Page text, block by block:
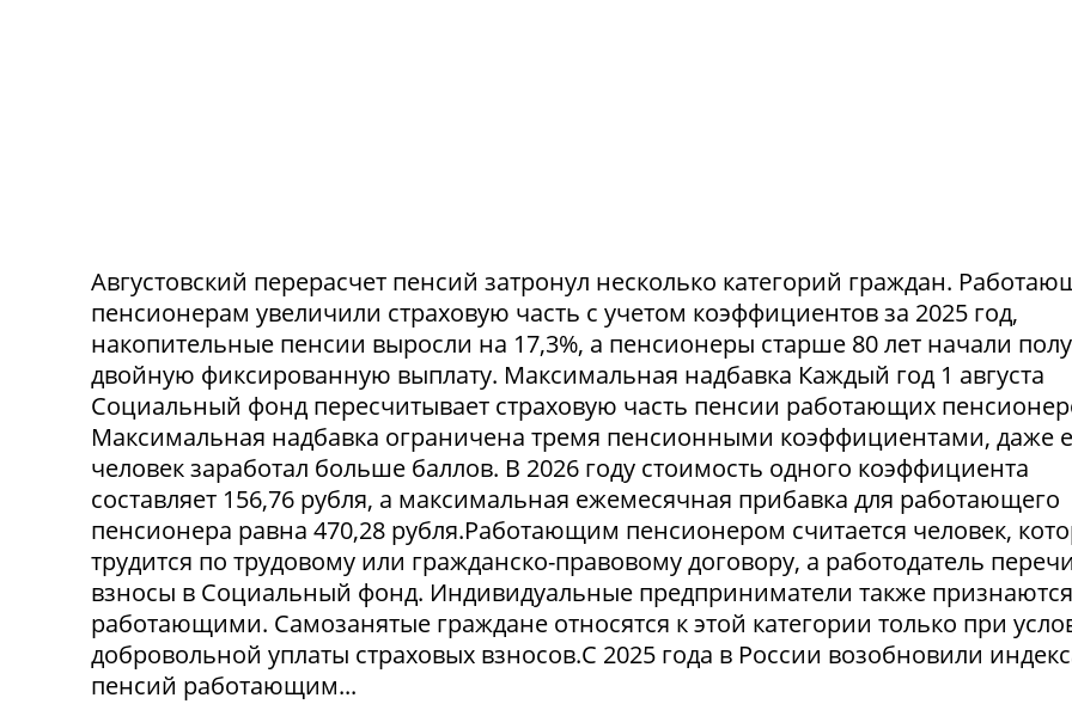
Августовский перерасчет пенсий затронул несколько категорий граждан.
пенсионерам увеличили страховую часть с учетом коэффициентов за 2025 год,
накопительные пенсии выросли на 17,3%, а пенсионеры старше 80 лет начали
двойную фиксированную выплату. Максимальная надбавка Каждый год 1 августа
Социальный фонд пересчитывает страховую часть пенсии работающих
Максимальная надбавка ограничена тремя пенсионными коэффициентами, даже
человек заработал больше баллов. В 2026 году стоимость одного коэффициента
составляет 156,76 рубля, а максимальная ежемесячная прибавка для работающего
пенсионера равна 470,28 рубля.Работающим пенсионером считается человек,
трудится по трудовому или гражданско-правовому договору, а работодатель
взносы в Социальный фонд. Индивидуальные предприниматели также признаются
работающими. Самозанятые граждане относятся к этой категории только при
добровольной уплаты страховых взносов.С 2025 года в России возобновили
пенсий работающим...